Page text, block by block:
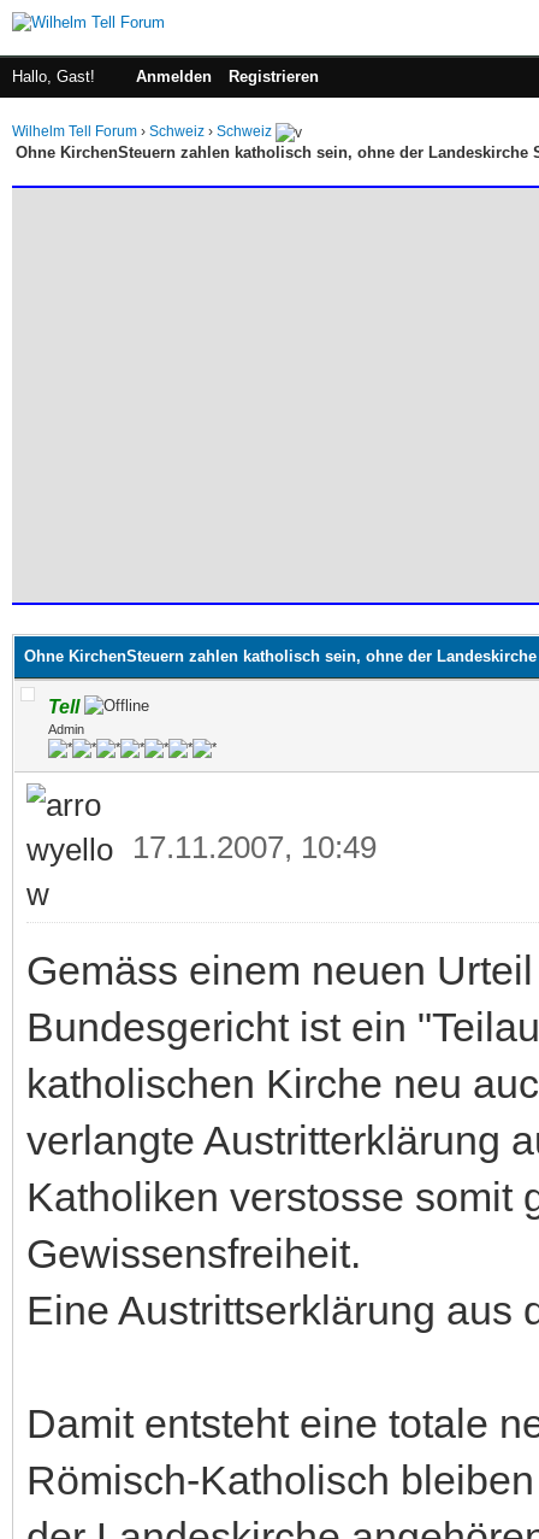
Hallo, Gast! Anmelden Registrieren
Wilhelm Tell Forum › Schweiz › Schweiz
Ohne KirchenSteuern zahlen katholisch sein, ohne der Landeskirche
Ohne KirchenSteuern zahlen katholisch sein, ohne der
Tell
Admin
17.11.2007, 10:49
Gemäss einem neuen
Bundesgericht ist ein
katholischen Kirche neu
verlangte Austritterklärung
Katholiken verstosse somit
Gewissensfreiheit.
Eine Austrittserklärung aus
Damit entsteht eine totale
Römisch-Katholisch